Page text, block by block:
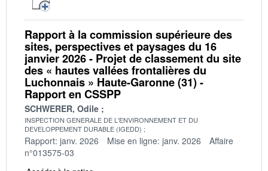
Rapport à la commission supérieure des
sites, perspectives et paysages du 16
janvier 2026 - Projet de classement du site
des « hautes vallées frontalières du
Luchonnais » Haute-Garonne (31) -
Rapport en CSSPP
SCHWERER, Odile
INSPECTION GENERALE DE L'ENVIRONNEMENT ET DU
DEVELOPPEMENT DURABLE (IGEDD)
Rapport: janv. 2026 Mise en ligne: janv. 2026
Affaire
n°013575-03